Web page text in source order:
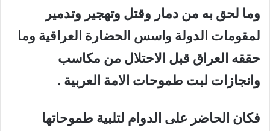
وما لحق به من دمار وقتل وتهجير وتدمير
لمقومات الدولة واسس الحضارة العراقية وما
حققه العراق قبل الاحتلال من مكاسب
وانجازات لبت طموحات الامة العربية .
فكان الحاضر على الدوام لتلبية طموحاتها